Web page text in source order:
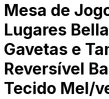
Mesa de
Lugares
Gavetas e
Reversível
Tecido Mel/